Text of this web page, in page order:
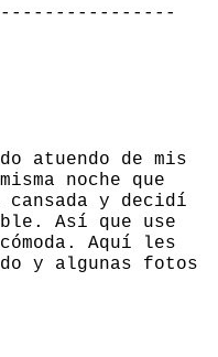
atuendo de mis
noche que
cansada y decidí
Así que use
Aquí les
y algunas fotos